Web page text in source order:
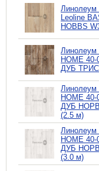
Линолеум
Leoline
HOBBS
Линолеум
HOME
ДУБ
Линолеум
HOME
ДУБ
(2.5 м)
Линолеум
HOME
ДУБ
(3.0 м)